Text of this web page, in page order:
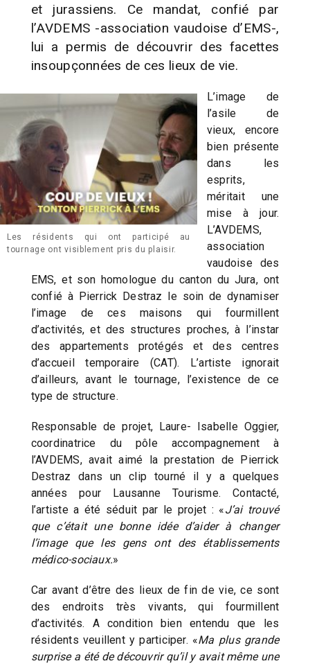
et jurassiens. Ce mandat, confié par
l’AVDEMS -association vaudoise d’EMS-,
lui a permis de découvrir des facettes
insoupçonnées de ces lieux de vie.
Les résidents qui ont participé au
tournage ont visiblement pris du plaisir.
L’image de
l’asile de
vieux, encore
bien présente
dans les
esprits,
méritait une
mise à jour.
L’AVDEMS,
association
vaudoise des
EMS, et son homologue du canton du Jura, ont
confié à Pierrick Destraz le soin de dynamiser
l’image de ces maisons qui fourmillent
d’activités, et des structures proches, à l’instar
des appartements protégés et des centres
d’accueil temporaire (CAT). L’artiste ignorait
d’ailleurs, avant le tournage, l’existence de ce
type de structure.
Responsable de projet, Laure- Isabelle Oggier,
coordinatrice du pôle accompagnement à
l’AVDEMS, avait aimé la prestation de Pierrick
Destraz dans un clip tourné il y a quelques
années pour Lausanne Tourisme. Contacté,
l’artiste a été séduit par le projet : «J’ai trouvé
que c’était une bonne idée d’aider à changer
l’image que les gens ont des établissements
médico-sociaux.»
Car avant d’être des lieux de fin de vie, ce sont
des endroits très vivants, qui fourmillent
d’activités. A condition bien entendu que les
résidents veuillent y participer. «Ma plus grande
surprise a été de découvrir qu’il y avait même une